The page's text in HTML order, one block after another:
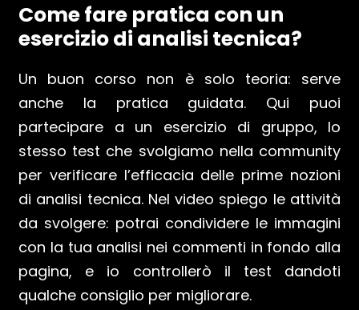
Come fare pratica con un
esercizio di analisi tecnica?
Un buon corso non è solo teoria: serve
anche la pratica guidata. Qui puoi
partecipare a un esercizio di gruppo, lo
stesso test che svolgiamo nella community
per verificare l’efficacia delle prime nozioni
di analisi tecnica. Nel video spiego le attività
da svolgere: potrai condividere le immagini
con la tua analisi nei commenti in fondo alla
pagina, e io controllerò il test dandoti
qualche consiglio per migliorare.